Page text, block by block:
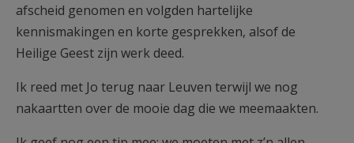
afscheid genomen en volgden hartelijke
kennismakingen en korte gesprekken, alsof de
Heilige Geest zijn werk deed.
Ik reed met Jo terug naar Leuven terwijl we nog
nakaartten over de mooie dag die we meemaakten.